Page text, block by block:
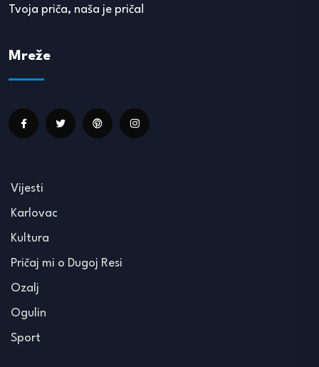
Tvoja priča, naša je priča!
Mreže
Vijesti
Karlovac
Kultura
Pričaj mi o Dugoj Resi
Ozalj
Ogulin
Sport